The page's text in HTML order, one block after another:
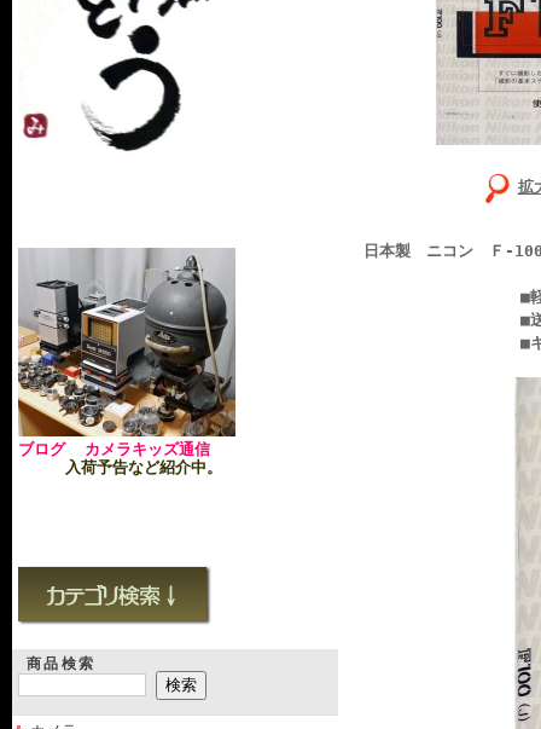
ブログ カメラキッズ通信
入荷予告など紹介中。
商品検索
拡
日本製 ニコン Ｆ-
■軽い使用感あり
■送料無料：ヤマ
■キレイで